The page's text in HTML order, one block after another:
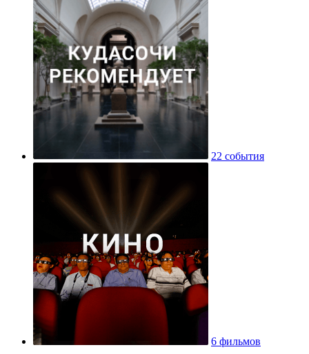
22 события
6 фильмов